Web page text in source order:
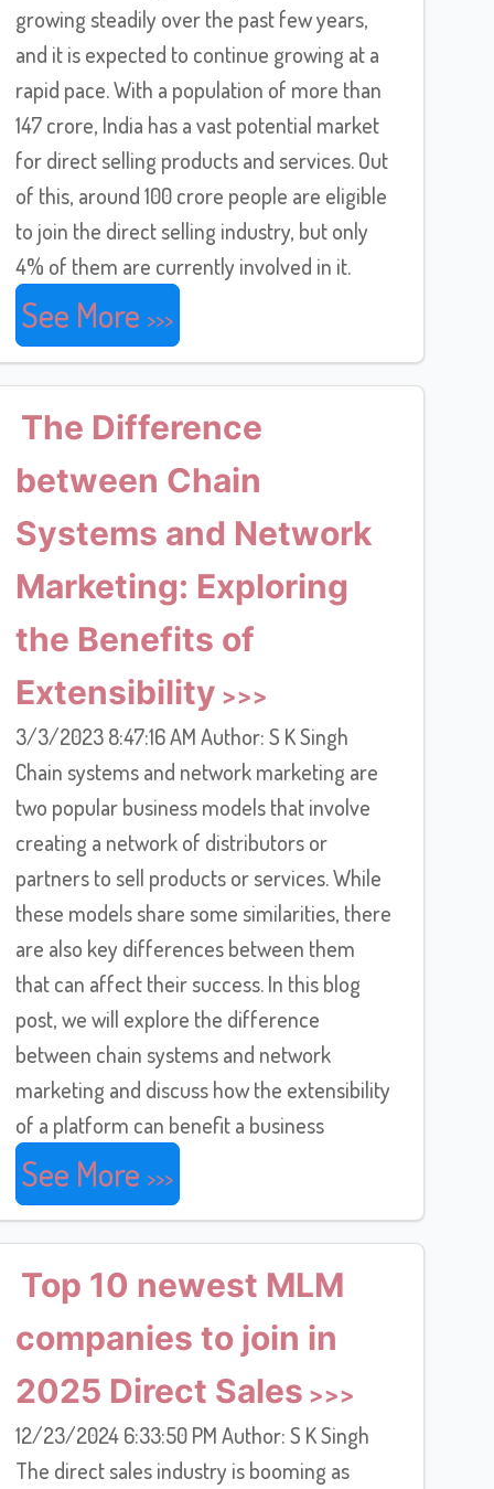
growing steadily over the past few years,
and it is expected to continue growing at a
rapid pace. With a population of more than
147 crore, India has a vast potential market
for direct selling products and services. Out
of this, around 100 crore people are eligible
to join the direct selling industry, but only
4% of them are currently involved in it.
See More
The Difference
between Chain
Systems and Network
Marketing: Exploring
the Benefits of
Extensibility
3/3/2023 8:47:16 AM Author: S K Singh
Chain systems and network marketing are
two popular business models that involve
creating a network of distributors or
partners to sell products or services. While
these models share some similarities, there
are also key differences between them
that can affect their success. In this blog
post, we will explore the difference
between chain systems and network
marketing and discuss how the extensibility
of a platform can benefit a business
See More
Top 10 newest MLM
companies to join in
2025 Direct Sales
12/23/2024 6:33:50 PM Author: S K Singh
The direct sales industry is booming as